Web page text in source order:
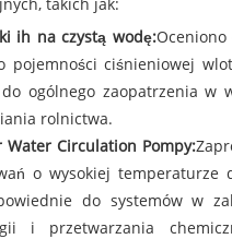
ih na czystą wodę:Oceniono
pojemności ciśnieniowej
ogólnego zaopatrzenia w
rolnictwa.
Water Circulation Pompy:
o wysokiej temperaturze
do systemów w
i przetwarzania